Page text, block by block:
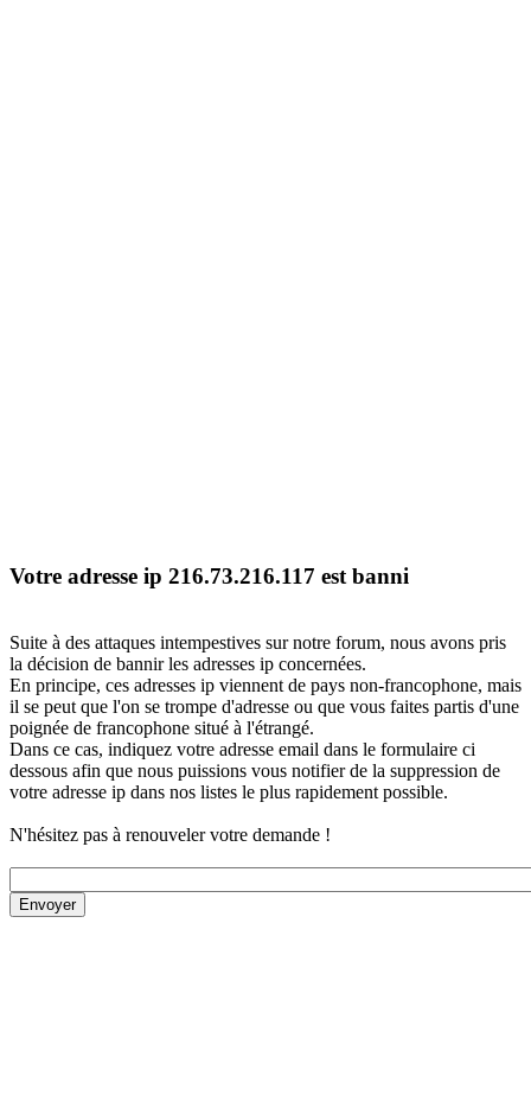
Votre adresse ip 216.73.216.117 est banni
Suite à des attaques intempestives sur notre forum, nous avons pris
la décision de bannir les adresses ip concernées.
En principe, ces adresses ip viennent de pays non-francophone, mais
il se peut que l'on se trompe d'adresse ou que vous faites partis d'une
poignée de francophone situé à l'étrangé.
Dans ce cas, indiquez votre adresse email dans le formulaire ci
dessous afin que nous puissions vous notifier de la suppression de
votre adresse ip dans nos listes le plus rapidement possible.
N'hésitez pas à renouveler votre demande !